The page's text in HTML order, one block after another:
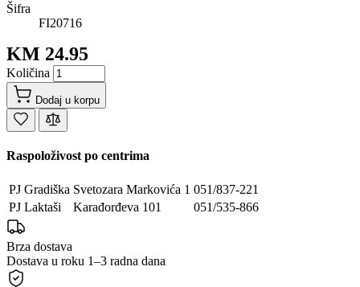
Šifra
FI20716
KM 24.95
Količina
Dodaj u korpu
Raspoloživost po centrima
PJ Gradiška Svetozara Markovića 1 051/837-221
PJ Laktaši
Karađorđeva 101 051/535-866
Brza dostava
Dostava u roku 1–3 radna dana